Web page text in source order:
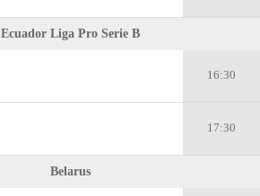
Ecuador Liga Pro Serie B
16:30
17:30
Belarus